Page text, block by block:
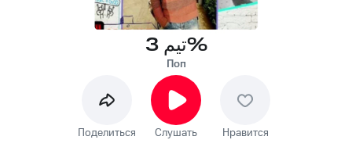
تيم 3%
Поп
Поделиться Слушать Нравится